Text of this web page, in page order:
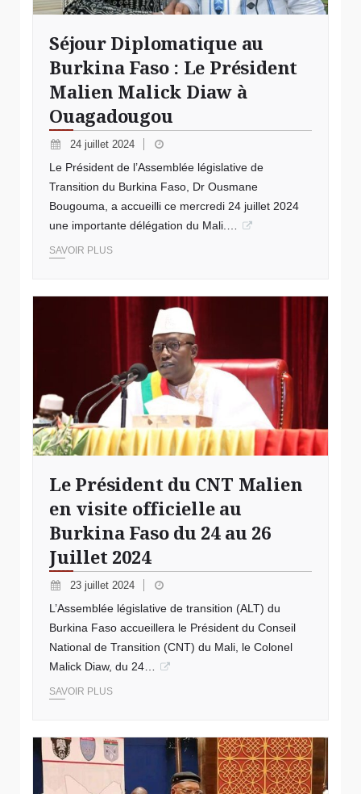
Séjour Diplomatique au
Burkina Faso : Le Président
Malien Malick Diaw à
Ouagadougou
24 juillet 2024
Le Président de l’Assemblée législative de
Transition du Burkina Faso, Dr Ousmane
Bougouma, a accueilli ce mercredi 24 juillet 2024
une importante délégation du Mali.…
SAVOIR PLUS
Le Président du CNT Malien
en visite officielle au
Burkina Faso du 24 au 26
Juillet 2024
23 juillet 2024
L’Assemblée législative de transition (ALT) du
Burkina Faso accueillera le Président du Conseil
National de Transition (CNT) du Mali, le Colonel
Malick Diaw, du 24…
SAVOIR PLUS